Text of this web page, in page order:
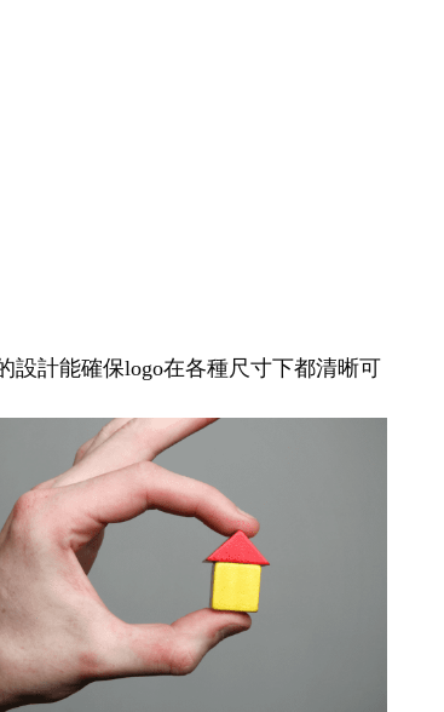
設計能確保logo在各種尺寸下都清晰可